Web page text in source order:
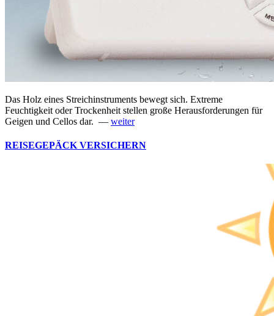
Das Holz eines Streichinstruments bewegt sich. Extreme
Feuchtigkeit oder Trockenheit stellen große Herausforderungen für
Geigen und Cellos dar. — weiter
REISEGEPÄCK VERSICHERN